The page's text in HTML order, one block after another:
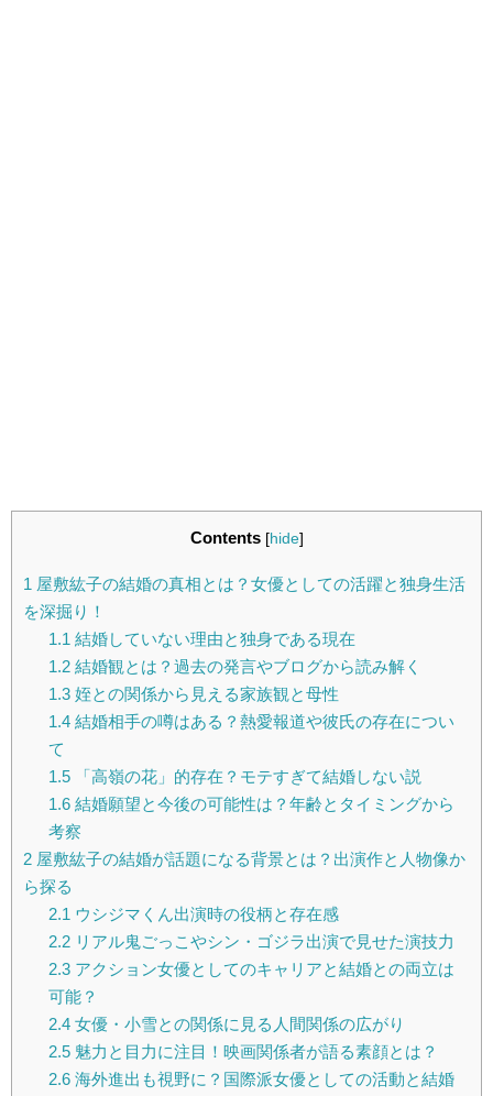
Contents [hide]
1 屋敷紘子の結婚の真相とは？女優としての活躍と独身生活
を深掘り！
1.1 結婚していない理由と独身である現在
1.2結婚観とは？過去の発言やブログから読み解く
1.3姪との関係から見える家族観と母性
1.4結婚相手の噂はある？熱愛報道や彼氏の存在につい
て
1.5「高嶺の花」的存在？モテすぎて結婚しない説
1.6結婚願望と今後の可能性は？年齢とタイミングから
考察
2 屋敷紘子の結婚が話題になる背景とは？出演作と人物像か
ら探る
2.1 ウシジマくん出演時の役柄と存在感
2.2リアル鬼ごっこやシン・ゴジラ出演で見せた演技力
2.3アクション女優としてのキャリアと結婚との両立は
可能？
2.4女優・小雪との関係に見る人間関係の広がり
2.5魅力と目力に注目！映画関係者が語る素顔とは？
2.6海外進出も視野に？国際派女優としての活動と結婚